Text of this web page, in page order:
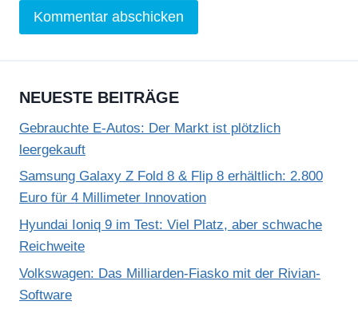
NEUESTE BEITRÄGE
Gebrauchte E-Autos: Der Markt ist plötzlich
leergekauft
Samsung Galaxy Z Fold 8 & Flip 8 erhältlich: 2.800
Euro für 4 Millimeter Innovation
Hyundai Ioniq 9 im Test: Viel Platz, aber schwache
Reichweite
Volkswagen: Das Milliarden-Fiasko mit der Rivian-
Software